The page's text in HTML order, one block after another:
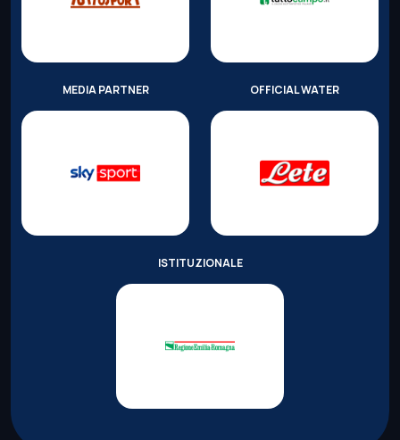
MEDIA PARTNER OFFICIAL WATER
ISTITUZIONALE